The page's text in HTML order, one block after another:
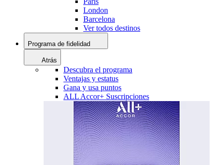
London
Barcelona
Ver todos destinos
Programa de fidelidad
Atrás
Descubra el programa
Ventajas y estatus
Gana y usa puntos
ALL Accor+ Suscripciones